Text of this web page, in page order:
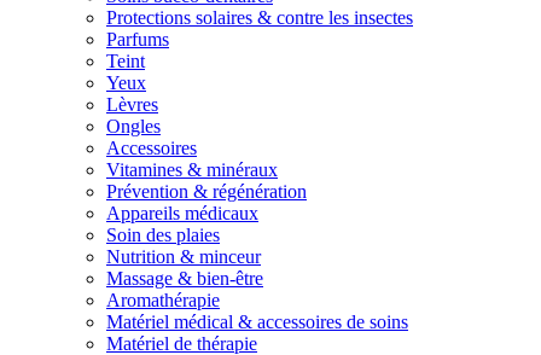
Protections solaires & contre les insectes
Parfums
Teint
Yeux
Lèvres
Ongles
Accessoires
Vitamines & minéraux
Prévention & régénération
Appareils médicaux
Soin des plaies
Nutrition & minceur
Massage & bien-être
Aromathérapie
Matériel médical & accessoires de soins
Matériel de thérapie